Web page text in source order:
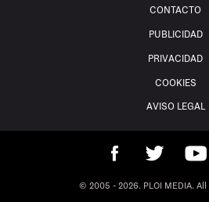
CONTACTO
PUBLICIDAD
PRIVACIDAD
COOKIES
AVISO LEGAL
© 2005 - 2026. PLOI MEDIA.